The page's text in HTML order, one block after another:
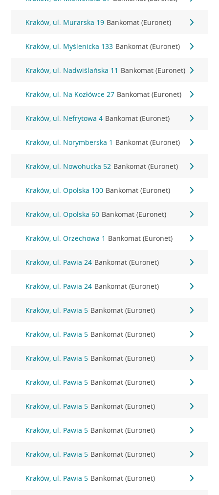
Kraków, ul. Murarska 19 Bankomat (Euronet)
Kraków, ul. Myślenicka 133 Bankomat (Euronet)
Kraków, ul. Nadwiślańska 11 Bankomat (Euronet)
Kraków, ul. Na Kozłówce 27 Bankomat (Euronet)
Kraków, ul. Nefrytowa 4 Bankomat (Euronet)
Kraków, ul. Norymberska 1 Bankomat (Euronet)
Kraków, ul. Nowohucka 52 Bankomat (Euronet)
Kraków, ul. Opolska 100 Bankomat (Euronet)
Kraków, ul. Opolska 60 Bankomat (Euronet)
Kraków, ul. Orzechowa 1 Bankomat (Euronet)
Kraków, ul. Pawia 24 Bankomat (Euronet)
Kraków, ul. Pawia 24 Bankomat (Euronet)
Kraków, ul. Pawia 5 Bankomat (Euronet)
Kraków, ul. Pawia 5 Bankomat (Euronet)
Kraków, ul. Pawia 5 Bankomat (Euronet)
Kraków, ul. Pawia 5 Bankomat (Euronet)
Kraków, ul. Pawia 5 Bankomat (Euronet)
Kraków, ul. Pawia 5 Bankomat (Euronet)
Kraków, ul. Pawia 5 Bankomat (Euronet)
Kraków, ul. Pawia 5 Bankomat (Euronet)